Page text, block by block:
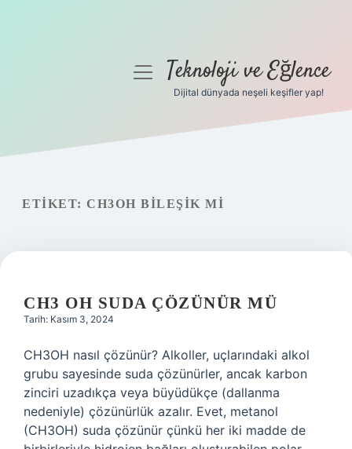
Gizlilik Politikası
menüyüTeknoloji ve Eğlence
Dijital dünyada neşeli keşifler yap!
ETIKET: CH3OH BILEŞIK MI
CH3 OH SUDA ÇÖZÜNÜR MÜ
Tarih: Kasım 3, 2024
CH3OH nasıl çözünür? Alkoller, uçlarındaki alkol
grubu sayesinde suda çözünürler, ancak karbon
zinciri uzadıkça veya büyüdükçe (dallanma
nedeniyle) çözünürlük azalır. Evet, metanol
(CH3OH) suda çözünür çünkü her iki madde de